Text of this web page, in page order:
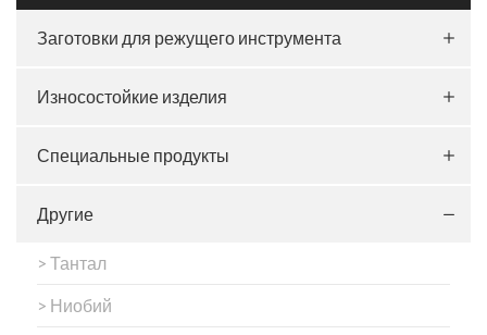
Заготовки для режущего инструмента
Износостойкие изделия
Специальные продукты
Другие
> Тантал
> Ниобий